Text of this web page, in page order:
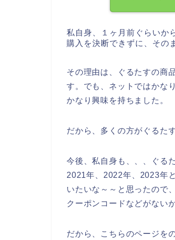
私自身、１ヶ月前ぐらいか
購入を決断できずに、その
その理由は、ぐるたすの商
す。でも、ネットではかな
かなり興味を持ちました。
だから、多くの方がぐるた
今後、私自身も、、、ぐる
2021年、2022年、2023年
いたいな～～と思ったので
クーポンコードなどがない
だから、こちらのページを